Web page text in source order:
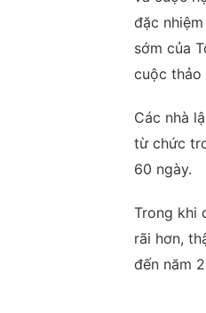
đặc
sớm của
cuộc thảo
Các nhà
từ chức
60 ngày.
Trong khi
rãi hơn,
đến năm